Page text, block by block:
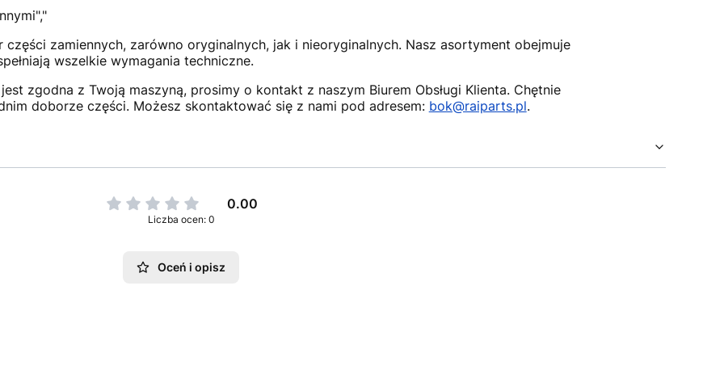
zamiennych, zarówno oryginalnych, jak i nieoryginalnych. Nasz asortyment obejmuje
wszelkie wymagania techniczne.
zgodna z Twoją maszyną, prosimy o kontakt z naszym Biurem Obsługi Klienta. Chętnie
doborze części. Możesz skontaktować się z nami pod adresem: bok@raiparts.pl.
0.00
Liczba ocen: 0
Oceń i opisz